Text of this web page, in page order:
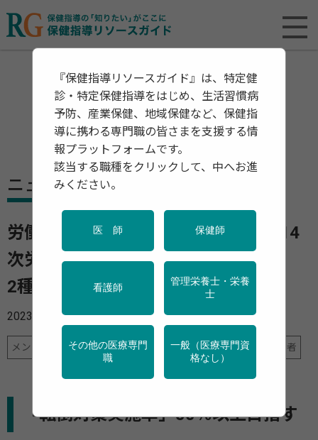
ニュース
労働政策審議会安全衛生分科会「第14
次労災防止計画案」提示
2種類の指標（数値目標）を設定
2023年01月25日
メンタルヘルス 産業保健 行政・団体の関連資料 高齢者
「転倒対策実施率」50％以上目指す
『保健指導リソースガイド』は、特定健
診・特定保健指導をはじめ、生活習慣病
予防、産業保健、地域保健など、保健指
導に携わる専門職の皆さまを支援する情
報プラットフォームです。
該当する職種をクリックして、中へお進
みください。
医 師 保健師
看護師
管理栄養士・栄養
士
その他の医療専門
職
一般（医療専門資
格なし）